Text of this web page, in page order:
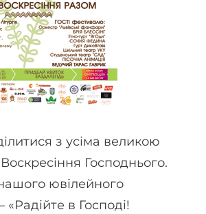
з усіма великою
Господнього.
ювілейного
в Господі!